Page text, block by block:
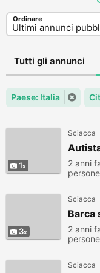
Ordinare
Tutti gli annunci
Paese: Italia
1
Sciacca
2 anni
3
Sciacca
Barca
2 anni
Sciacca